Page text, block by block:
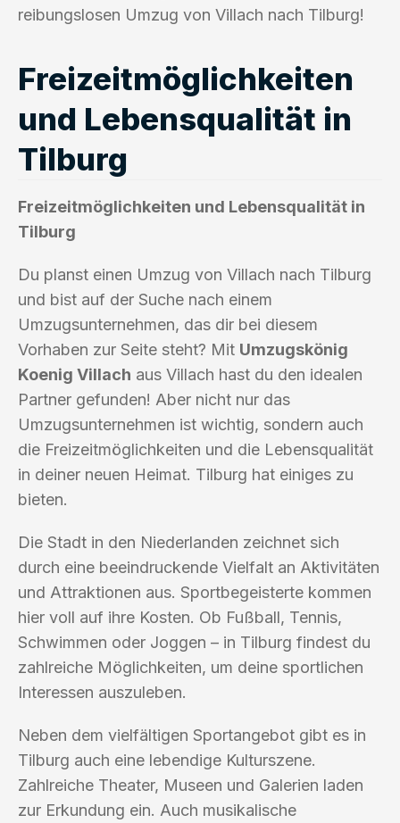
reibungslosen Umzug von Villach nach Tilburg!
Freizeitmöglichkeiten
und Lebensqualität in
Tilburg
Freizeitmöglichkeiten und Lebensqualität in
Tilburg
Du planst einen Umzug von Villach nach Tilburg
und bist auf der Suche nach einem
Umzugsunternehmen, das dir bei diesem
Vorhaben zur Seite steht? Mit Umzugskönig
Koenig Villach aus Villach hast du den idealen
Partner gefunden! Aber nicht nur das
Umzugsunternehmen ist wichtig, sondern auch
die Freizeitmöglichkeiten und die Lebensqualität
in deiner neuen Heimat. Tilburg hat einiges zu
bieten.
Die Stadt in den Niederlanden zeichnet sich
durch eine beeindruckende Vielfalt an Aktivitäten
und Attraktionen aus. Sportbegeisterte kommen
hier voll auf ihre Kosten. Ob Fußball, Tennis,
Schwimmen oder Joggen – in Tilburg findest du
zahlreiche Möglichkeiten, um deine sportlichen
Interessen auszuleben.
Neben dem vielfältigen Sportangebot gibt es in
Tilburg auch eine lebendige Kulturszene.
Zahlreiche Theater, Museen und Galerien laden
zur Erkundung ein. Auch musikalische